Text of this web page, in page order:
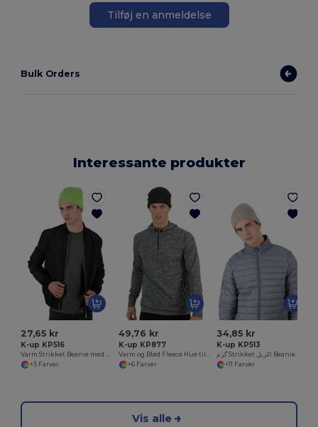
Tilføj en anmeldelse
Bulk Orders
Interessante produkter
27,65 kr
K-up KP516
+5 Farver
49,76 kr
K-up KP877
+6 Farver
34,85 kr
K-up KP513
+11 Farver
Vis alle